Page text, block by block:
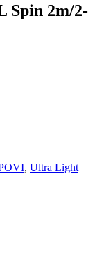
Spin 2m/2-
, Ultra Light